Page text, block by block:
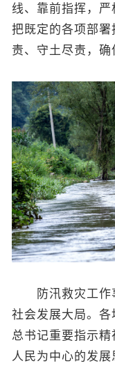
线、靠前指挥，严
把既定的各项部
责、守土尽责，确
防汛救灾工作
社会发展大局。
总书记重要指示
人民为中心的发